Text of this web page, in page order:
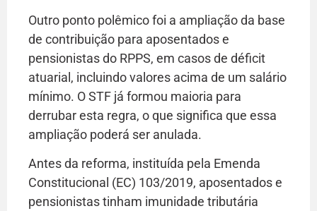
Outro ponto polêmico foi a ampliação da base
de contribuição para aposentados e
pensionistas do RPPS, em casos de déficit
atuarial, incluindo valores acima de um salário
mínimo. O STF já formou maioria para
derrubar esta regra, o que significa que essa
ampliação poderá ser anulada.
Antes da reforma, instituída pela Emenda
Constitucional (EC) 103/2019, aposentados e
pensionistas tinham imunidade tributária